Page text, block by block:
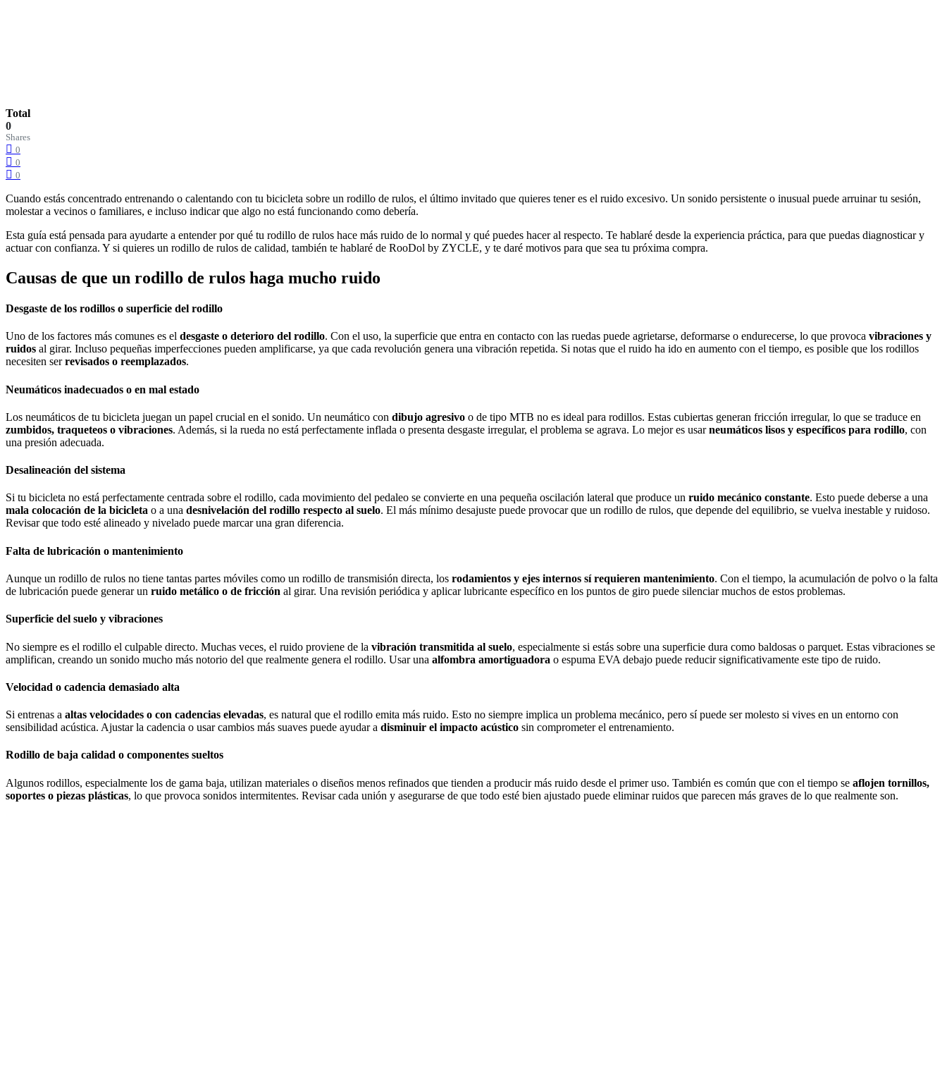
Total
0
Shares
0
0
0
Cuando estás concentrado entrenando o calentando con tu bicicleta sobre un rodillo de rulos, el último invitado que quieres tener es el ruido excesivo. Un sonido persistente o inusual puede arruinar tu sesión,
molestar a vecinos o familiares, e incluso indicar que algo no está funcionando como debería.
Esta guía está pensada para ayudarte a entender por qué tu rodillo de rulos hace más ruido de lo normal y qué puedes hacer al respecto. Te hablaré desde la experiencia práctica, para que puedas diagnosticar y
actuar con confianza. Y si quieres un rodillo de rulos de calidad, también te hablaré de RooDol by ZYCLE, y te daré motivos para que sea tu próxima compra.
Causas de que un rodillo de rulos haga mucho ruido
Desgaste de los rodillos o superficie del rodillo
Uno de los factores más comunes es el desgaste o deterioro del rodillo. Con el uso, la superficie que entra en contacto con las ruedas puede agrietarse, deformarse o endurecerse, lo que provoca vibraciones y
ruidos al girar. Incluso pequeñas imperfecciones pueden amplificarse, ya que cada revolución genera una vibración repetida. Si notas que el ruido ha ido en aumento con el tiempo, es posible que los rodillos
necesiten serrevisados o reemplazados.
Neumáticos inadecuados o en mal estado
Los neumáticos de tu bicicleta juegan un papel crucial en el sonido. Un neumático con dibujo agresivo o de tipo MTB no es ideal para rodillos. Estas cubiertas generan fricción irregular, lo que se traduce en
zumbidos, traqueteos o vibraciones. Además, si la rueda no está perfectamente inflada o presenta desgaste irregular, el problema se agrava. Lo mejor es usarneumáticos lisos y específicos para rodillo, con
una presión adecuada.
Desalineación del sistema
Si tu bicicleta no está perfectamente centrada sobre el rodillo, cada movimiento del pedaleo se convierte en una pequeña oscilación lateral que produce un ruido mecánico constante. Esto puede deberse a una
mala colocación de la bicicleta o a una desnivelación del rodillo respecto al suelo. El más mínimo desajuste puede provocar que un rodillo de rulos, que depende del equilibrio, se vuelva inestable y ruidoso.
Revisar que todo esté alineado y nivelado puede marcar una gran diferencia.
Falta de lubricación o mantenimiento
Aunque un rodillo de rulos no tiene tantas partes móviles como un rodillo de transmisión directa, los rodamientos y ejes internos sí requieren mantenimiento. Con el tiempo, la acumulación de polvo o la falta
de lubricación puede generar un ruido metálico o de fricción al girar. Una revisión periódica y aplicar lubricante específico en los puntos de giro puede silenciar muchos de estos problemas.
Superficie del suelo y vibraciones
No siempre es el rodillo el culpable directo. Muchas veces, el ruido proviene de la vibración transmitida al suelo, especialmente si estás sobre una superficie dura como baldosas o parquet. Estas vibraciones se
amplifican, creando un sonido mucho más notorio del que realmente genera el rodillo. Usar una alfombra amortiguadora o espuma EVA debajo puede reducir significativamente este tipo de ruido.
Velocidad o cadencia demasiado alta
Si entrenas a altas velocidades o con cadencias elevadas, es natural que el rodillo emita más ruido. Esto no siempre implica un problema mecánico, pero sí puede ser molesto si vives en un entorno con
sensibilidad acústica. Ajustar la cadencia o usar cambios más suaves puede ayudar a disminuir el impacto acústico sin comprometer el entrenamiento.
Rodillo de baja calidad o componentes sueltos
Algunos rodillos, especialmente los de gama baja, utilizan materiales o diseños menos refinados que tienden a producir más ruido desde el primer uso. También es común que con el tiempo se aflojen tornillos,
soportes o piezas plásticas, lo que provoca sonidos intermitentes. Revisar cada unión y asegurarse de que todo esté bien ajustado puede eliminar ruidos que parecen más graves de lo que realmente son.